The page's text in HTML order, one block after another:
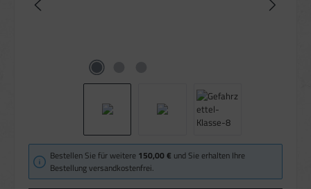
Bestellen Sie für weitere 150,00 € und Sie erhalten Ihre
Bestellung versandkostenfrei.